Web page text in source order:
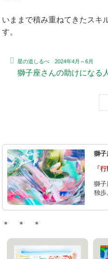
いままで積み重ねてきたスキ
す。
星の道しるべ 2024年4月～6月
獅子座さんの助けになる
獅子
「
獅子
独歩
＊ ＊ ＊